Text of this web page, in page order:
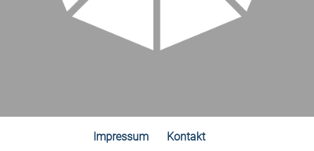
Impressum
Kontakt